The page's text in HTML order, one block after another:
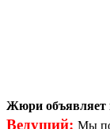
Жюри объявляет
Ведущий: Мы